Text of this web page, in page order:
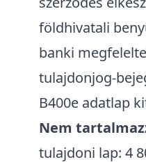
földhivatali
banki
tulajdonjog-
B400e adatlap
Nem
tulajdoni lap: 4